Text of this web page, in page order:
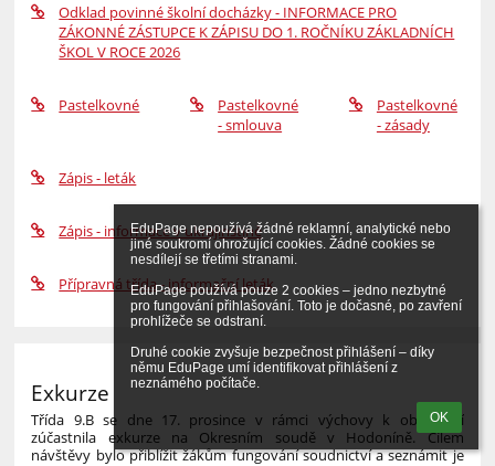
EduPage nepoužívá žádné reklamní, analytické nebo
jiné soukromí ohrožující cookies. Žádné cookies se
nesdílejí se třetími stranami.
EduPage používá pouze 2 cookies – jedno nezbytné
pro fungování přihlašování. Toto je dočasné, po zavření
prohlížeče se odstraní.
Druhé cookie zvyšuje bezpečnost přihlášení – díky
němu EduPage umí identifikovat přihlášení z
neznámého počítače.
OK
Odklad povinné školní docházky - INFORMACE PRO
ZÁKONNÉ ZÁSTUPCE K ZÁPISU DO 1. ROČNÍKU ZÁKLADNÍCH
ŠKOL V ROCE 2026
Pastelkovné
Pastelkovné
- smlouva
Pastelkovné
- zásady
Zápis - leták
Zápis - informace v ukrajinštině
Přípravná třída - informační leták
Exkurze
Třída 9.B se dne 17. prosince v rámci výchovy k občanství
zúčastnila exkurze na Okresním soudě v Hodoníně. Cílem
návštěvy bylo přiblížit žákům fungování soudnictví a seznámit je